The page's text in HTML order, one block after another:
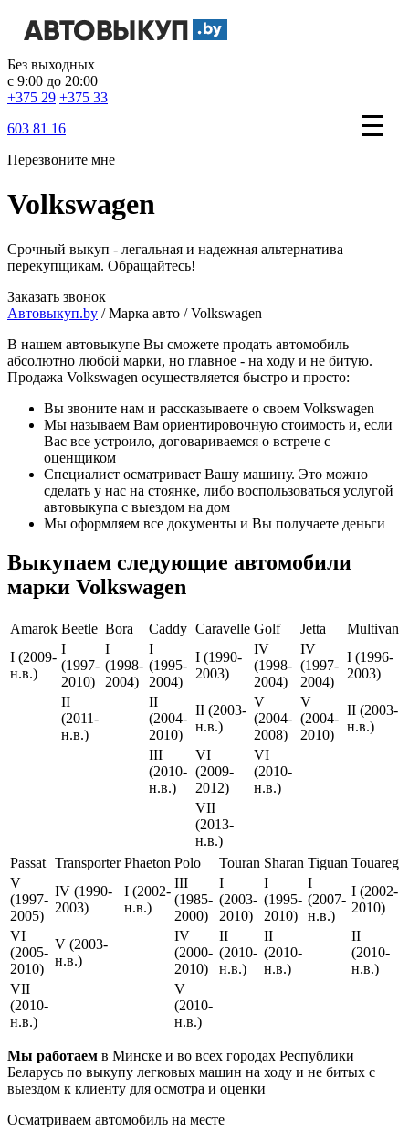
Без выходных
с 9:00 до 20:00
+375 29 +375 33
603 81 16
Перезвоните мне
Volkswagen
Срочный выкуп - легальная и надежная альтернатива
перекупщикам. Обращайтесь!
Заказать звонок
Автовыкуп.by /Марка авто /Volkswagen
В нашем автовыкупе Вы сможете продать автомобиль
абсолютно любой марки, но главное - на ходу и не битую.
Продажа Volkswagen осуществляется быстро и просто:
Вы звоните нам и рассказываете о своем Volkswagen
Мы называем Вам ориентировочную стоимость и, если
Вас все устроило, договариваемся о встрече с
оценщиком
Специалист осматривает Вашу машину. Это можно
сделать у нас на стоянке, либо воспользоваться услугой
автовыкупа с выездом на дом
Мы оформляем все документы и Вы получаете деньги
Выкупаем следующие автомобили
марки Volkswagen
Amarok Beetle Bora Caddy Caravelle Golf Jetta
Multivan
I (2009-
н.в.)
I
(1997-
2010)
I
(1998-
2004)
I
(1995-
2004)
I (1990-
2003)
IV
(1998-
2004)
IV
(1997-
2004)
I (1996-
2003)
II
(2011-
н.в.)
II
(2004-
2010)
II (2003-
н.в.)
V
(2004-
2008)
V
(2004-
2010)
II (2003-
н.в.)
III
(2010-
н.в.)
VI
(2009-
2012)
VI
(2010-
н.в.)
VII
(2013-
н.в.)
Passat Transporter Phaeton Polo Touran Sharan Tiguan Touareg
V
(1997-
2005)
IV (1990-
2003)
I (2002-
н.в.)
III
(1985-
2000)
I
(2003-
2010)
I
(1995-
2010)
I
(2007-
н.в.)
I (2002-
2010)
VI
(2005-
2010)
V (2003-
н.в.)
IV
(2000-
2010)
II
(2010-
н.в.)
II
(2010-
н.в.)
II
(2010-
н.в.)
VII
(2010-
н.в.)
V
(2010-
н.в.)
Мы работаем в Минске и во всех городах Республики
Беларусь по выкупу легковых машин на ходу и не битых с
выездом к клиенту для осмотра и оценки
Осматриваем автомобиль на месте